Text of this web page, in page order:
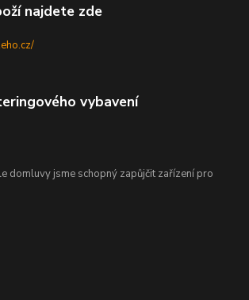
najdete zde
vybavení
domluvy jsme schopný zapůjčit zařízení pro